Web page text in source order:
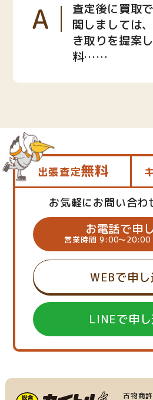
A
査定後に買取
関しましては
き取りを提案
料……
出張査定無料
お気軽にお問い合わ
お電話で申
営業時間 9:00～20:00
WEBで申
LINEで申
古物商